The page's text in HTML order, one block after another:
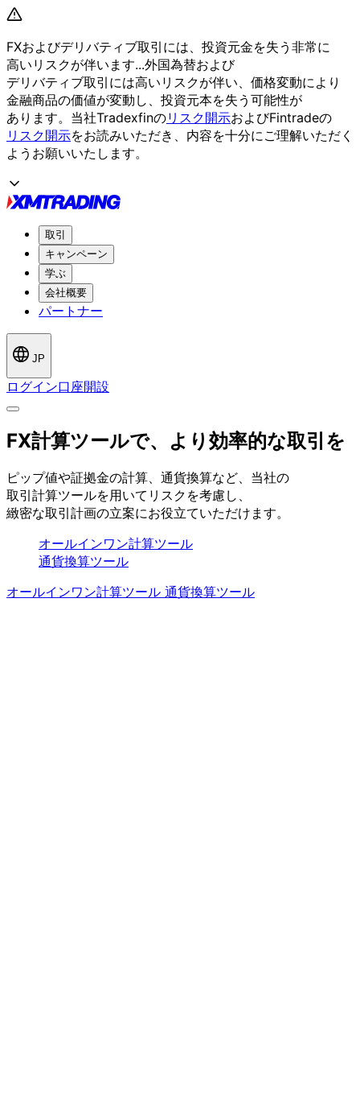
FXおよびデリバティブ取引には、 投資元金を失う 非常に
高いリスクが伴います...外国為替および
デリバティブ取引には高いリスクが伴い、 価格変動により
金融商品の価値が変動し、 投資元本を失う 可能性が
あります。 当社Tradexfinのリスク開示およびFintradeの
リスク開示をお読みいただき、 内容を十分にご理解いただく
よう お願いいたします。
取引
キャンペーン
学ぶ
会社概要
パートナー
JP
ログイン口座開設
FX計算ツールで、 より 効率的な取引を
ピップ値や証拠金の計算、 通貨換算など、 当社の
取引計算ツールを用いて リスクを考慮し、
緻密な取引計画の立案にお役立ていただけます。
オールインワン計算ツール
通貨換算ツール
オールインワン計算ツール 通貨換算ツール